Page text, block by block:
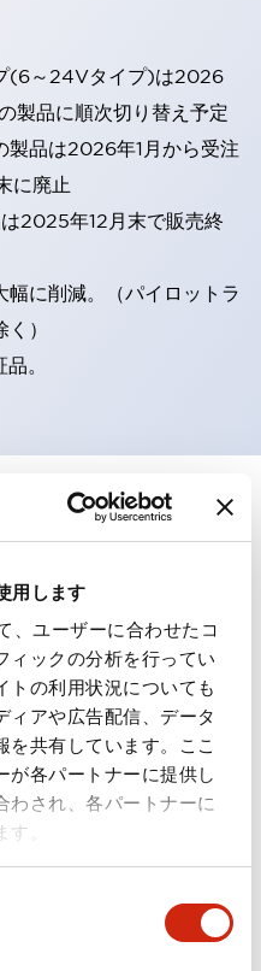
用します
、ユーザーに合わせたコ
ィックの分析を行ってい
トの利用状況についても
ィアや広告配信、データ
共有しています。ここ
が各パートナーに提供し
わされ、各パートナーに
。
(6～24Vタイプ)は2026
製品に順次切り替え予定
製品は2026年1月から受注
に廃止
2025年12月末で販売終
に削減。（パイロットラ
）
。
すべて展開+